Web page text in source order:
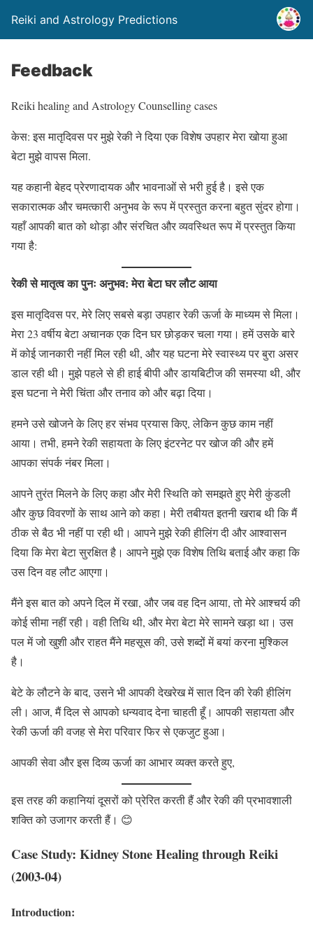
Reiki and Astrology Predictions
Feedback
Reiki healing and Astrology Counselling cases
केस: इस मातृदिवस पर मुझे रेकी ने दिया एक विशेष उपहार मेरा खोया हुआ
बेटा मुझे वापस मिला.
यह कहानी बेहद प्रेरणादायक और भावनाओं से भरी हुई है। इसे एक
सकारात्मक और चमत्कारी अनुभव के रूप में प्रस्तुत करना बहुत सुंदर होगा।
यहाँ आपकी बात को थोड़ा और संरचित और व्यवस्थित रूप में प्रस्तुत किया
गया है:
रेकी से मातृत्व का पुनः अनुभव: मेरा बेटा घर लौट आया
इस मातृदिवस पर, मेरे लिए सबसे बड़ा उपहार रेकी ऊर्जा के माध्यम से मिला।
मेरा 23 वर्षीय बेटा अचानक एक दिन घर छोड़कर चला गया। हमें उसके बारे
में कोई जानकारी नहीं मिल रही थी, और यह घटना मेरे स्वास्थ्य पर बुरा असर
डाल रही थी। मुझे पहले से ही हाई बीपी और डायबिटीज की समस्या थी, और
इस घटना ने मेरी चिंता और तनाव को और बढ़ा दिया।
हमने उसे खोजने के लिए हर संभव प्रयास किए, लेकिन कुछ काम नहीं
आया। तभी, हमने रेकी सहायता के लिए इंटरनेट पर खोज की और हमें
आपका संपर्क नंबर मिला।
आपने तुरंत मिलने के लिए कहा और मेरी स्थिति को समझते हुए मेरी कुंडली
और कुछ विवरणों के साथ आने को कहा। मेरी तबीयत इतनी खराब थी कि मैं
ठीक से बैठ भी नहीं पा रही थी। आपने मुझे रेकी हीलिंग दी और आश्वासन
दिया कि मेरा बेटा सुरक्षित है। आपने मुझे एक विशेष तिथि बताई और कहा कि
उस दिन वह लौट आएगा।
मैंने इस बात को अपने दिल में रखा, और जब वह दिन आया, तो मेरे आश्चर्य की
कोई सीमा नहीं रही। वही तिथि थी, और मेरा बेटा मेरे सामने खड़ा था। उस
पल में जो खुशी और राहत मैंने महसूस की, उसे शब्दों में बयां करना मुश्किल
है।
बेटे के लौटने के बाद, उसने भी आपकी देखरेख में सात दिन की रेकी हीलिंग
ली। आज, मैं दिल से आपको धन्यवाद देना चाहती हूँ। आपकी सहायता और
रेकी ऊर्जा की वजह से मेरा परिवार फिर से एकजुट हुआ।
आपकी सेवा और इस दिव्य ऊर्जा का आभार व्यक्त करते हुए,
इस तरह की कहानियां दूसरों को प्रेरित करती हैं और रेकी की प्रभावशाली
शक्ति को उजागर करती हैं। 😊
Case Study: Kidney Stone Healing through Reiki
(2003-04)
Introduction: